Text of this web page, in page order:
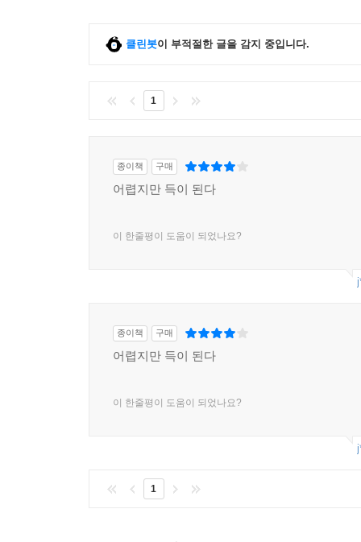
클린봇이 부적절한 글을 감지 중입니다.
1
종이책 구매
어렵지만 득이 된다
이 한줄평이 도움이 되었나요?
종이책 구매
어렵지만 득이 된다
이 한줄평이 도움이 되었나요?
1